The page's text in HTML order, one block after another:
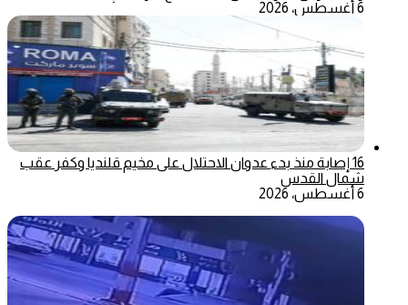
6 أغسطس، 2026
16 إصابة منذ بدء عدوان الاحتلال على مخيم قلنديا وكفر عقب
شمال القدس
6 أغسطس، 2026